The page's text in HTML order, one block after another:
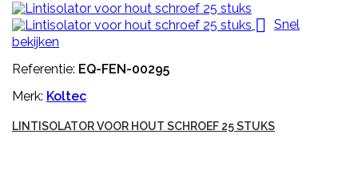
 Snel
bekijken
Referentie: EQ-FEN-00295
Merk: Koltec
LINTISOLATOR VOOR HOUT SCHROEF 25 STUKS